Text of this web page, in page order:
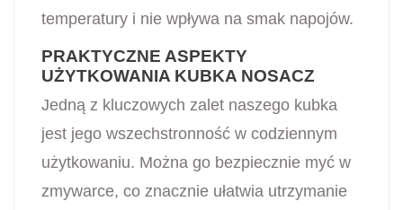
temperatury i nie wpływa na smak napojów.
PRAKTYCZNE ASPEKTY
UŻYTKOWANIA KUBKA NOSACZ
Jedną z kluczowych zalet naszego kubka
jest jego wszechstronność w codziennym
użytkowaniu. Można go bezpiecznie myć w
zmywarce, co znacznie ułatwia utrzymanie